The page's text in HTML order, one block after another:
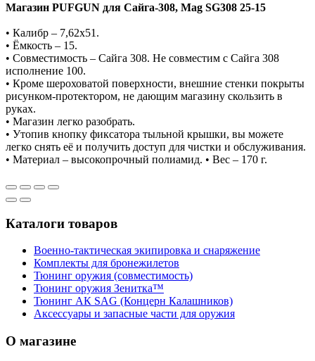
Магазин PUFGUN для Сайга-308, Mag SG308 25-15
• Калибр – 7,62х51.
• Ёмкость – 15.
• Совместимость – Сайга 308. Не совместим с Сайга 308
исполнение 100.
• Кроме шероховатой поверхности, внешние стенки покрыты
рисунком-протектором, не дающим магазину скользить в
руках.
• Магазин легко разобрать.
• Утопив кнопку фиксатора тыльной крышки, вы можете
легко снять её и получить доступ для чистки и обслуживания.
• Материал – высокопрочный полиамид. • Вес – 170 г.
Каталоги товаров
Военно-тактическая экипировка и снаряжение
Комплекты для бронежилетов
Тюнинг оружия (совместимость)
Тюнинг оружия Зенитка™
Тюнинг АК SAG (Концерн Калашников)
Аксессуары и запасные части для оружия
О магазине